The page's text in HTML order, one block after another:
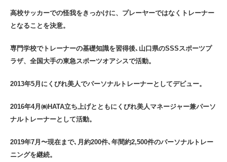
高校サッカーでの怪我をきっかけに、プレーヤーではなくトレーナー
となることを決意。
専門学校でトレーナーの基礎知識を習得後､山口県のSSSスポーツプ
ラザ、全国大手の東急スポーツオアシスで活動。
2013年5月にくびれ美人でパーソナルトレーナーとしてデビュー。
2016年4月㈱HATA立ち上げとともにくびれ美人マネージャー兼パーソ
ナルトレーナーとして活動。
2019年7月〜現在まで､月約200件､年間約2,500件のパーソナルトレー
ニングを継続。